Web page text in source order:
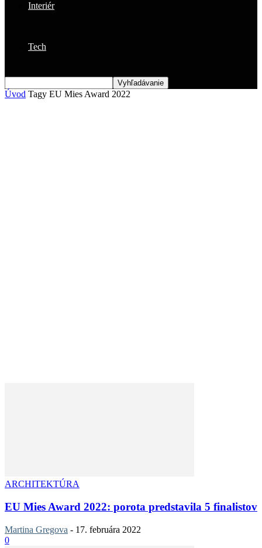
Interiér
Tech
Úvod Tagy EU Mies Award 2022
ARCHITEKTÚRA
EU Mies Award 2022: porota predstavila 5 finalistov
Martina Gregova - 17. februára 2022
0